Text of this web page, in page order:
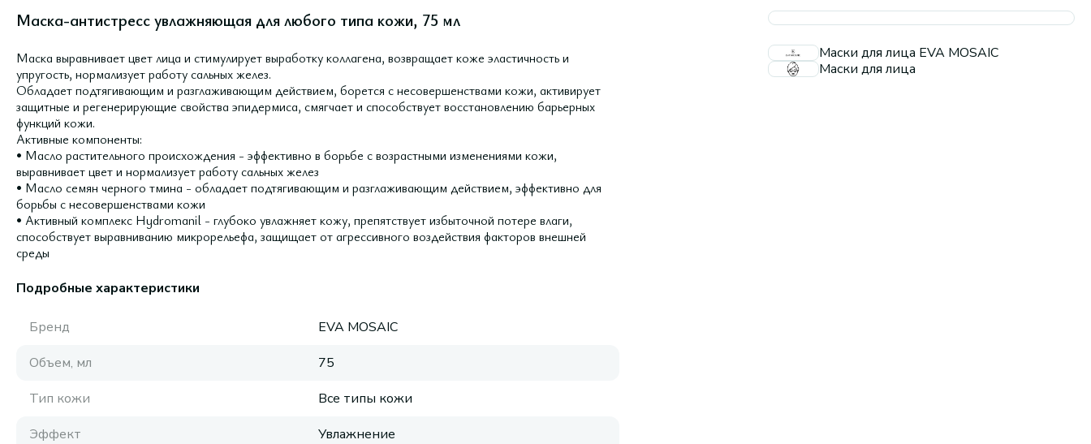
Маска-антистресс увлажняющая для любого типа кожи, 75 мл
Маска выравнивает цвет лица и стимулирует выработку коллагена, возвращает коже эластичность и
упругость, нормализует работу сальных желез.
Обладает подтягивающим и разглаживающим действием, борется с несовершенствами кожи, активирует
защитные и регенерирующие свойства эпидермиса, смягчает и способствует восстановлению барьерных
функций кожи.
Активные компоненты:
• Масло растительного происхождения - эффективно в борьбе с возрастными изменениями кожи,
выравнивает цвет и нормализует работу сальных желез
• Масло семян черного тмина - обладает подтягивающим и разглаживающим действием, эффективно для
борьбы с несовершенствами кожи
• Активный комплекс Hydromanil - глубоко увлажняет кожу, препятствует избыточной потере влаги,
способствует выравниванию микрорельефа, защищает от агрессивного воздействия факторов внешней
среды
Подробные характеристики
Бренд
EVA MOSAIC
Объем, мл
75
Тип кожи
Все типы кожи
Эффект
Увлажнение
Маски для лица EVA MOSAIC
Маски для лица